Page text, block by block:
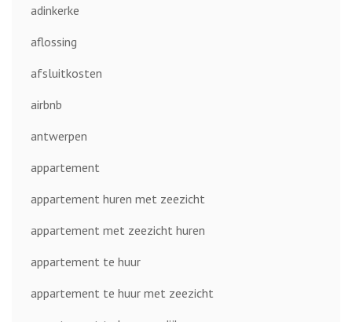
adinkerke
aflossing
afsluitkosten
airbnb
antwerpen
appartement
appartement huren met zeezicht
appartement met zeezicht huren
appartement te huur
appartement te huur met zeezicht